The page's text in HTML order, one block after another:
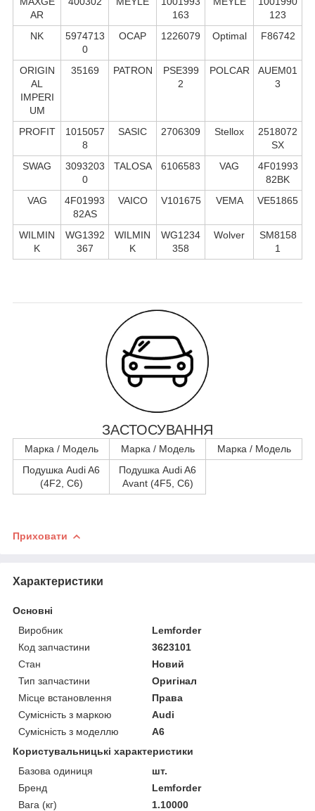
AR
163
123
NK
5974713
0
OCAP 1226079 Optimal F86742
ORIGIN
AL
IMPERI
UM
35169 PATRON
PSE399
2
POLCAR
AUEM01
3
PROFIT
1015057
8
SASIC 2706309 Stellox
2518072
SX
SWAG
3093203
0
TALOSA 6106583 VAG
4F01993
82BK
VAG
4F01993
82AS
VAICO V101675 VEMA VE51865
WILMIN
K
WG1392
367
WILMIN
K
WG1234
358
Wolver
SM8158
1
ЗАСТОСУВАННЯ
Марка / Модель Марка / Модель
Марка / Модель
Подушка Audi A6
(4F2, C6)
Подушка Audi A6
Avant (4F5, C6)
Приховати
Характеристики
Основні
Виробник
Lemforder
Код запчастини
3623101
Стан
Новий
Тип запчастини
Оригінал
Місце встановлення
Права
Сумісність з маркою
Audi
Сумісність з моделлю
A6
Користувальницькі характеристики
Базова одиниця
шт.
Бренд
Lemforder
Вага (кг)
1.10000